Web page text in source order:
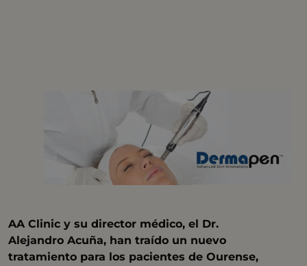
AA Clinic y su director médico, el Dr.
Alejandro Acuña, han traído un nuevo
tratamiento para los pacientes de Ourense,